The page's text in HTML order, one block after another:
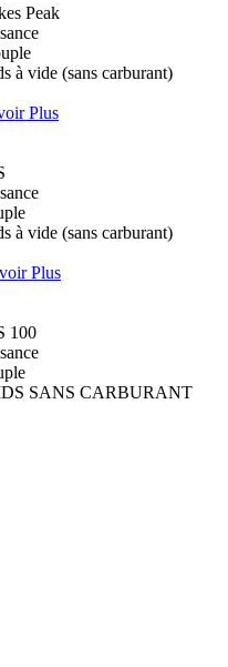
Peak
à vide (sans carburant)
Plus
à vide (sans carburant)
Plus
100
SANS CARBURANT